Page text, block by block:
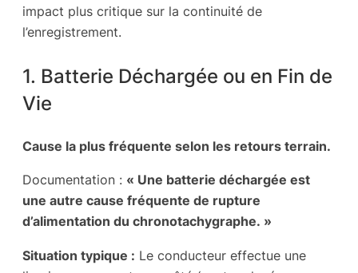
impact plus critique sur la continuité de
l’enregistrement.
1. Batterie Déchargée ou en Fin de
Vie
Cause la plus fréquente selon les retours terrain.
Documentation : « Une batterie déchargée est
une autre cause fréquente de rupture
d’alimentation du chronotachygraphe. »
Situation typique : Le conducteur effectue une